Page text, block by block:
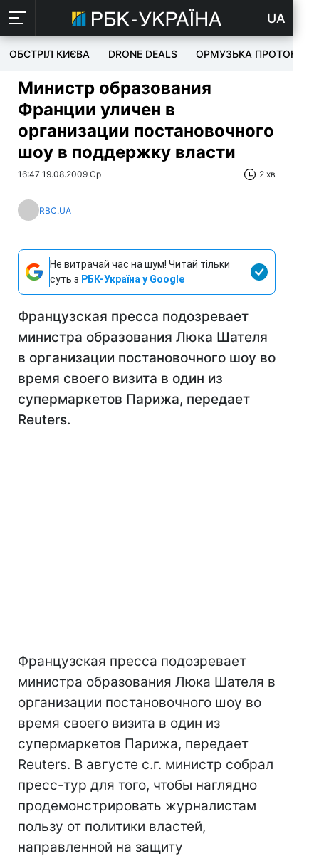
UA
ОБСТРІЛ КИЄВА DRONE DEALS ОРМУЗЬКА ПРОТОКА
Министр образования
Франции уличен в
организации постановочного
шоу в поддержку власти
16:47 19.08.2009 Ср 2 хв
RBC.UA
Не витрачай час на шум! Читай тільки
суть з РБК-Україна у Google
Французская пресса подозревает
министра образования Люка Шателя
в организации постановочного шоу во
время своего визита в один из
супермаркетов Парижа, передает
Reuters.
Французская пресса подозревает
министра образования Люка Шателя в
организации постановочного шоу во
время своего визита в один из
супермаркетов Парижа, передает
Reuters. В августе с.г. министр собрал
пресс-тур для того, чтобы наглядно
продемонстрировать журналистам
пользу от политики властей,
направленной на защиту